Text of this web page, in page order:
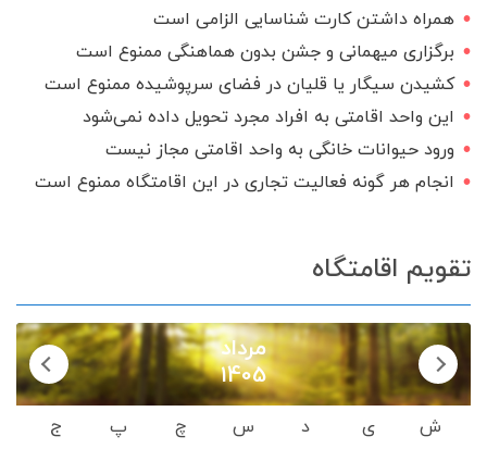
همراه داشتن کارت شناسایی الزامی است
برگزاری میهمانی و جشن بدون هماهنگی ممنوع است
کشیدن سیگار یا قلیان در فضای سرپوشیده ممنوع است
این واحد اقامتی به افراد مجرد تحویل داده نمی‌شود
ورود حیوانات خانگی به واحد اقامتی مجاز نیست
انجام هر گونه فعالیت تجاری در این اقامتگاه ممنوع است
تقویم اقامتگاه
مرداد
1405
ش ی د س چ پ
ج